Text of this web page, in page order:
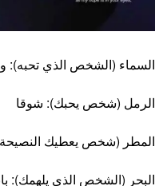
السماء (الشخص الذي تحبه):
الرمل (شخص يحبك): شوقا
المطر (شخص يعطيك
البحر (الشخص الذي يلهمك):